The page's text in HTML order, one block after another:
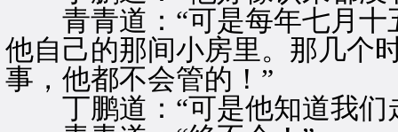
青青道：“可是每年七月十
他自己的那间小房里。那几个
事，他都不会管的！”
丁鹏道：“可是他知道我们